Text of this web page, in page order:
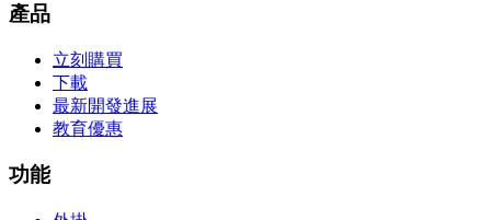
產品
立刻購買
下載
最新開發進展
教育優惠
功能